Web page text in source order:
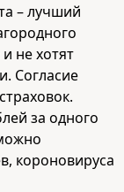
– лучший
не хотят
Согласие
за одного
короновируса